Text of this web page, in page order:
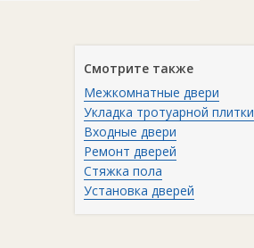
Смотрите также
Межкомнатные двери
Укладка тротуарной плитки
Входные двери
Ремонт дверей
Стяжка пола
Установка дверей